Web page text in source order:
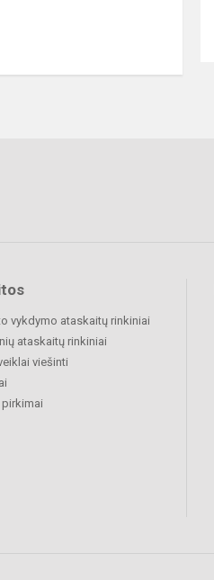
vykdymo ataskaitų rinkiniai
ataskaitų rinkiniai
viešinti